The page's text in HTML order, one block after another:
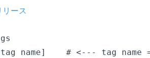
ース
name]    # <--- tag